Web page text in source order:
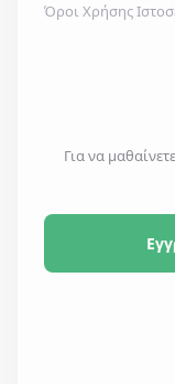
Όροι Χρήσης
Για να